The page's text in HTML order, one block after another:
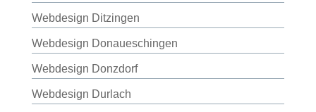
Webdesign Ditzingen
Webdesign Donaueschingen
Webdesign Donzdorf
Webdesign Durlach